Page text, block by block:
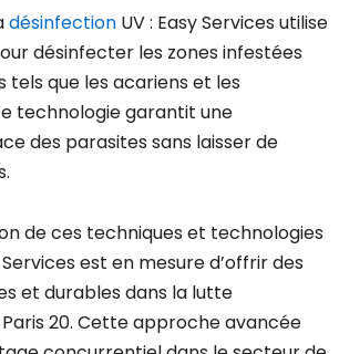
désinfection UV : Easy Services utilise
désinfecter les zones infestées
tels que les acariens et les
technologie garantit une
des parasites sans laisser de
de ces techniques et technologies
est en mesure d’offrir des
et durables dans la lutte
20. Cette approche avancée